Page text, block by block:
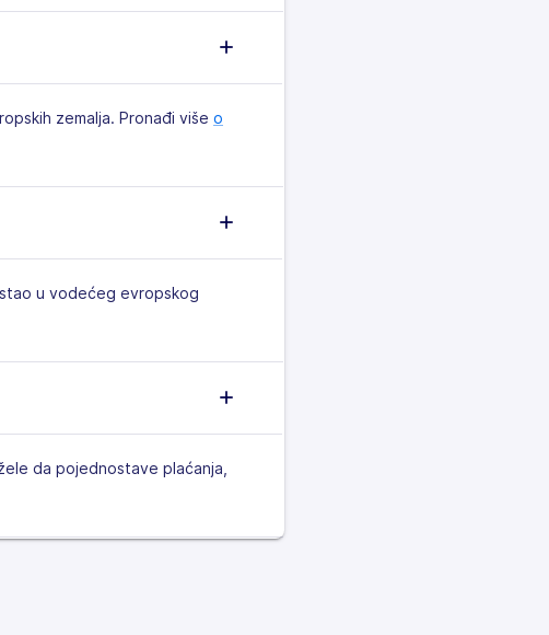
zemalja. Pronađi više o
u vodećeg evropskog
da pojednostave plaćanja,